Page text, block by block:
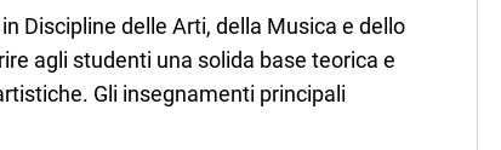
Discipline delle Arti, della Musica e dello
agli studenti una solida base teorica e
Gli insegnamenti principali